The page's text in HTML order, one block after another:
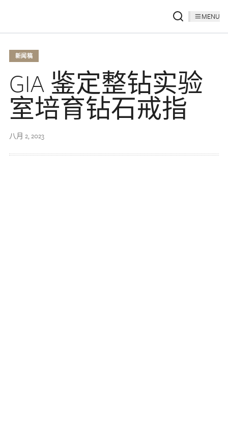
MENU
新闻稿
GIA 鉴定整钻实验
室培育钻石戒指
八月 2, 2023